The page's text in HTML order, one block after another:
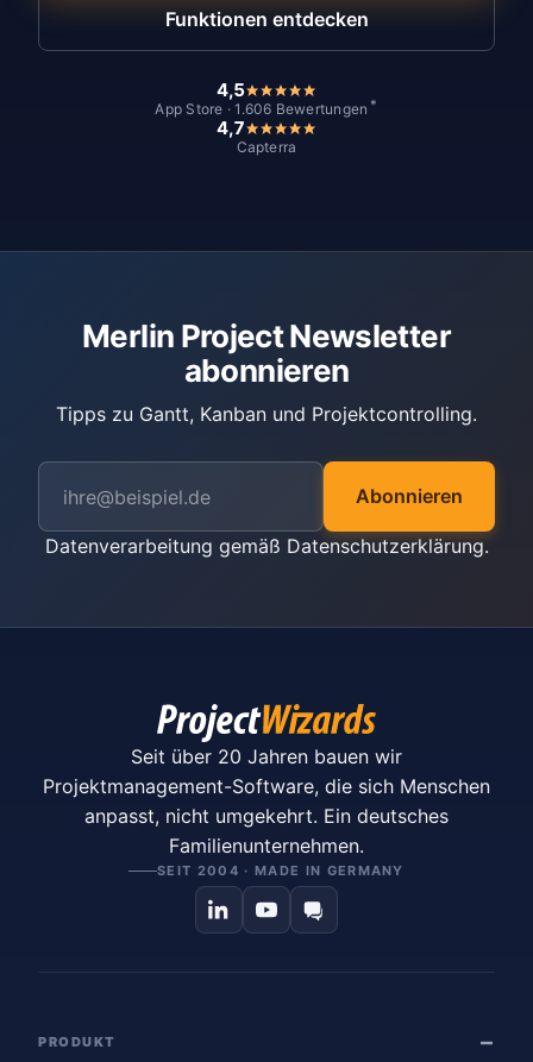
Funktionen entdecken
4,5
App Store · 1.606 Bewertungen *
4,7
Capterra
Merlin Project Newsletter
abonnieren
Tipps zu Gantt, Kanban und Projektcontrolling.
Abonnieren
Datenverarbeitung gemäß Datenschutzerklärung.
Seit über 20 Jahren bauen wir
Projektmanagement-Software, die sich Menschen
anpasst, nicht umgekehrt. Ein deutsches
Familienunternehmen.
SEIT 2004 · MADE IN GERMANY
PRODUKT